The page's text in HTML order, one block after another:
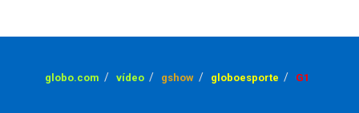
globo.com vídeo gshow globoesporte G1